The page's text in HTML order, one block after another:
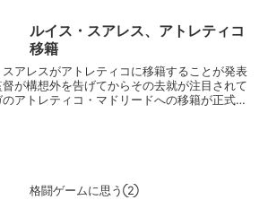
ルイス・スアレス、アトレティコ
移籍
アレスがアトレティコに移籍することが発表
が構想外を告げてからその去就が注目されて
アトレティコ・マドリードへの移籍が正式に
格闘ゲームに思う②